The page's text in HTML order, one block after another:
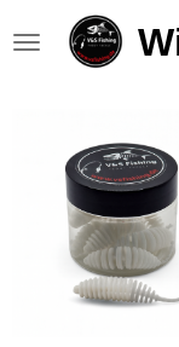
Hauptinhalt